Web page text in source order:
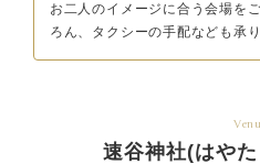
お二人のイメージに合う会場を
ろん、タクシーの手配なども承り
Venu
速谷神社(はや